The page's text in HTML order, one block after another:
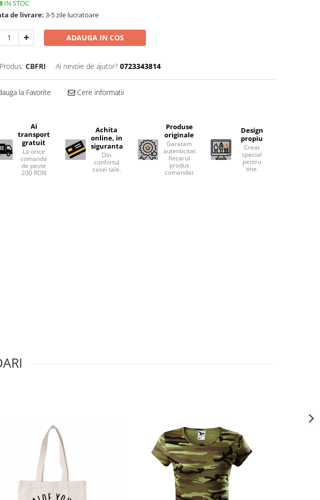
IN STOC
de livrare: 3-5 zile lucratoare
ADAUGA IN COS
CBFRI Ai nevoie de ajutor? 0723343814
la Favorite Cere informatii
Ai
transport
gratuit
La orice
comanda
de peste
200 RON
Achita
online, in
siguranta
DIn
confortul
casei tale.
Produse
originale
Garatam
autenticitatea
fiecarui
produs
comandat
Design
propiu
Creat
special
pentru
tine.